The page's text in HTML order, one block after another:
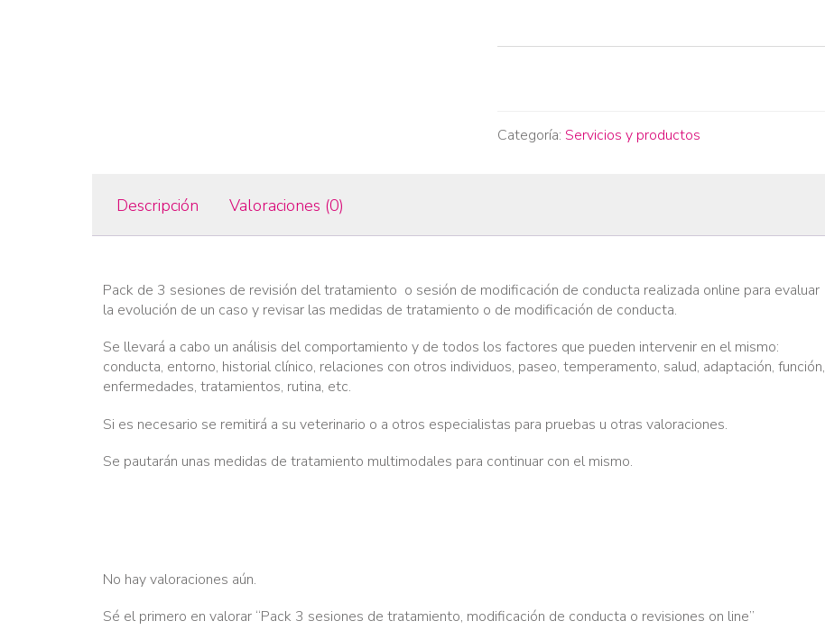
Categoría: Servicios y productos
Descripción Valoraciones (0)
Pack de 3 sesiones de revisión del tratamiento o sesión de modificación de conducta realizada online para evaluar
la evolución de un caso y revisar las medidas de tratamiento o de modificación de conducta.
Se llevará a cabo un análisis del comportamiento y de todos los factores que pueden intervenir en el mismo:
conducta, entorno, historial clínico, relaciones con otros individuos, paseo, temperamento, salud, adaptación, función,
enfermedades, tratamientos, rutina, etc.
Si es necesario se remitirá a su veterinario o a otros especialistas para pruebas u otras valoraciones.
Se pautarán unas medidas de tratamiento multimodales para continuar con el mismo.
No hay valoraciones aún.
Sé el primero en valorar “Pack 3 sesiones de tratamiento, modificación de conducta o revisiones on line”